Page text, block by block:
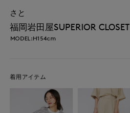
さと
福岡岩田屋SUPERIOR CLOSET
MODEL:H154cm
着用アイテム